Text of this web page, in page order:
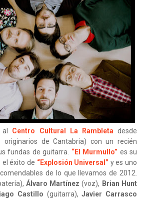
al Centro Cultural La Rambletadesde
originarios de Cantabria) con un recién
fundas de guitarra. “El Murmullo” es su
el éxito de “Explosión Universal” y es uno
de lo que llevamos de 2012.
Álvaro Martínez (voz), Brian Hunt
Castillo (guitarra),Javier Carrasco